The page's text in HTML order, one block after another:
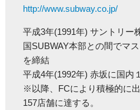
http://www.subway.co.jp/
平成3年(1991年) サントリー
国SUBWAY本部との間でマ
を締結
平成4年(1992年) 赤坂に国内
※以降、FCにより積極的に
157店舗に達する。